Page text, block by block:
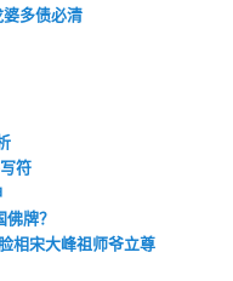
多债必清
符
牌？
相宋大峰祖师爷立尊